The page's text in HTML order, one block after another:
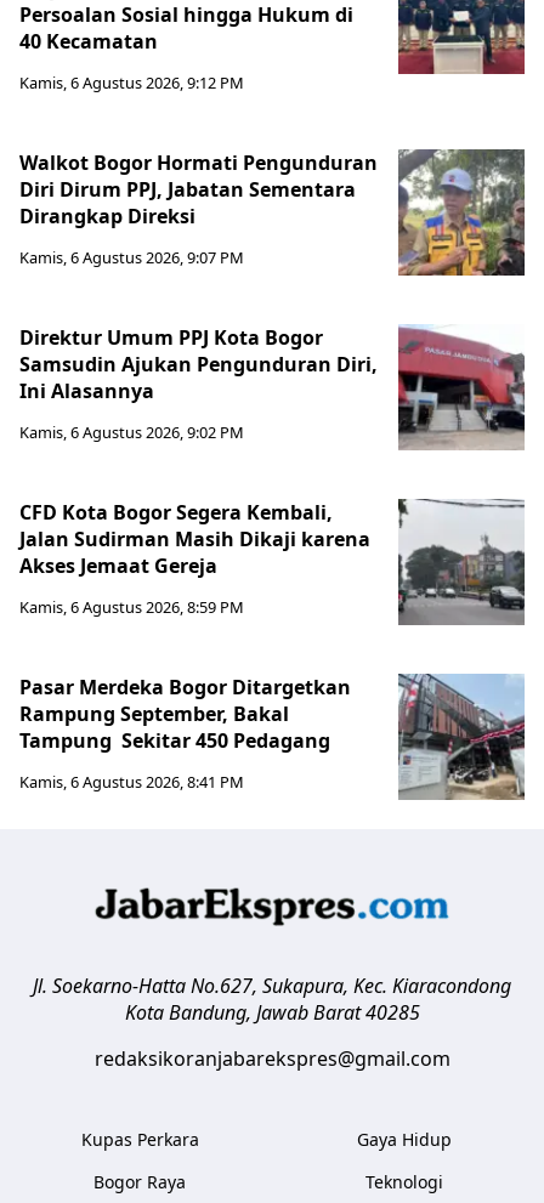
Persoalan Sosial hingga Hukum di
40 Kecamatan
Kamis, 6 Agustus 2026, 9:12 PM
Walkot Bogor Hormati Pengunduran
Diri Dirum PPJ, Jabatan Sementara
Dirangkap Direksi
Kamis, 6 Agustus 2026, 9:07 PM
Direktur Umum PPJ Kota Bogor
Samsudin Ajukan Pengunduran Diri,
Ini Alasannya
Kamis, 6 Agustus 2026, 9:02 PM
CFD Kota Bogor Segera Kembali,
Jalan Sudirman Masih Dikaji karena
Akses Jemaat Gereja
Kamis, 6 Agustus 2026, 8:59 PM
Pasar Merdeka Bogor Ditargetkan
Rampung September, Bakal
Tampung Sekitar 450 Pedagang
Kamis, 6 Agustus 2026, 8:41 PM
Jl. Soekarno-Hatta No.627, Sukapura, Kec. Kiaracondong
Kota Bandung, Jawab Barat 40285
redaksikoranjabarekspres@gmail.com
Kupas Perkara
Bogor Raya
Gaya Hidup
Teknologi